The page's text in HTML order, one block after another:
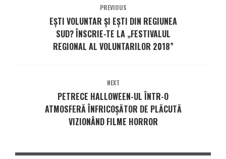
PREVIOUS
EȘTI VOLUNTAR ȘI EȘTI DIN REGIUNEA
SUD? ÎNSCRIE-TE LA „FESTIVALUL
REGIONAL AL VOLUNTARILOR 2018”
NEXT
PETRECE HALLOWEEN-UL ÎNTR-O
ATMOSFERĂ ÎNFRICOȘĂTOR DE PLĂCUTĂ
VIZIONÂND FILME HORROR